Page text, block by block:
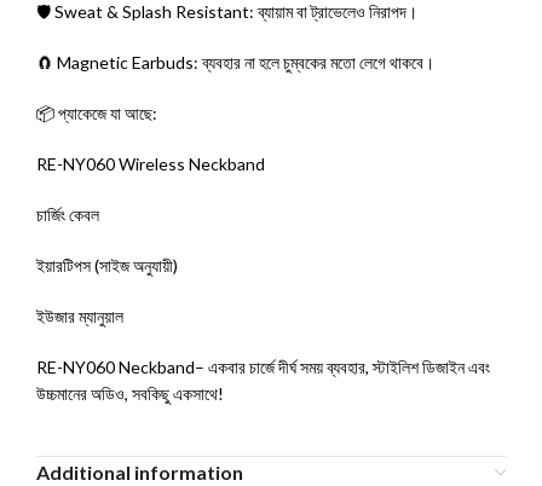
🛡️ Sweat & Splash Resistant: ব্যায়াম বা ট্রাভেলেও নিরাপদ।
🧲 Magnetic Earbuds: ব্যবহার না হলে চুম্বকের মতো লেগে থাকবে।
📦 প্যাকেজে যা আছে:
RE-NY060 Wireless Neckband
চার্জিং কেবল
ইয়ারটিপস (সাইজ অনুযায়ী)
ইউজার ম্যানুয়াল
RE-NY060 Neckband– একবার চার্জে দীর্ঘ সময় ব্যবহার, স্টাইলিশ ডিজাইন এবং
উচ্চমানের অডিও, সবকিছু একসাথে!
Additional information